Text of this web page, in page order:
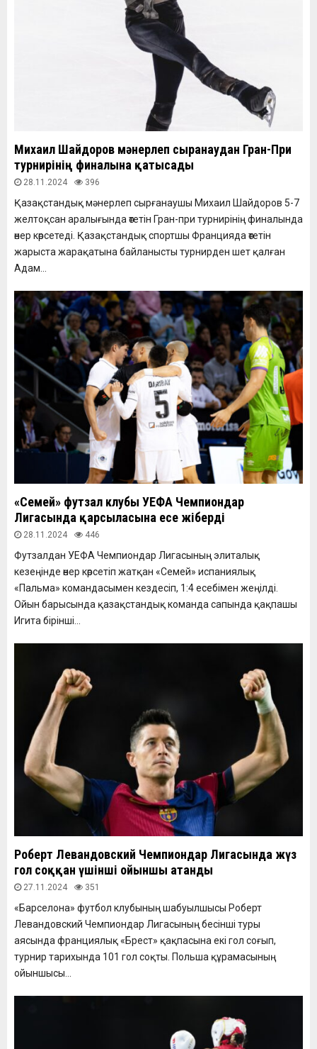
Михаил Шайдоров мәнерлеп сырғанаудан Гран-При
турнирінің финалына қатысады
28.11.2024 396
Қазақстандық мәнерлеп сырғанаушы Михаил Шайдоров 5-7
желтоқсан аралығында өтетін Гран-при турнирінің финалында
өнер көрсетеді. Қазақстандық спортшы Францияда өтетін
жарыста жарақатына байланысты турнирден шет қалған
Адам...
«Семей» футзал клубы УЕФА Чемпиондар
Лигасында қарсыласына есе жіберді
28.11.2024 446
Футзалдан УЕФА Чемпиондар Лигасының элиталық
кезеңінде өнер көрсетіп жатқан «Семей» испаниялық
«Пальма» командасымен кездесіп, 1:4 есебімен жеңілді.
Ойын барысында қазақстандық команда сапында қақпашы
Игита бірінші...
Роберт Левандовский Чемпиондар Лигасында жүз
гол соққан үшінші ойыншы атанды
27.11.2024 351
«Барселона» футбол клубының шабуылшысы Роберт
Левандовский Чемпиондар Лигасының бесінші туры
аясында франциялық «Брест» қақпасына екі гол соғып,
турнир тарихында 101 гол соқты. Польша құрамасының
ойыншысы...